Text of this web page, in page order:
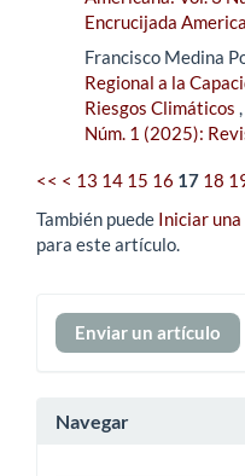
Encrucijada
Francisco Medina
Regional a la
Riesgos Climáticos ,
Núm. 1 (2025):
<< < 13 14 15 16 17 18
También puede Iniciar
para este artículo.
Enviar
un
Enviar un artículo
Navegar